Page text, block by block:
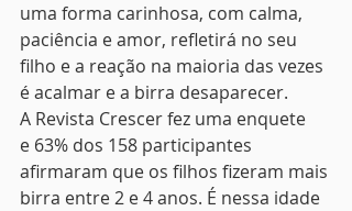
uma forma carinhosa, com calma,
paciência e amor, refletirá no seu
filho e a reação na maioria das vezes
é acalmar e a birra desaparecer.
A Revista Crescer fez uma enquete
e 63% dos 158 participantes
afirmaram que os filhos fizeram mais
birra entre 2 e 4 anos. É nessa idade